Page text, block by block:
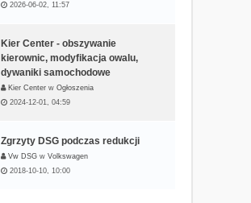
2026-06-02, 11:57
Kier Center - obszywanie
kierownic, modyfikacja owalu,
dywaniki samochodowe
Kier Center w Ogłoszenia
2024-12-01, 04:59
Zgrzyty DSG podczas redukcji
Vw DSG w Volkswagen
2018-10-10, 10:00